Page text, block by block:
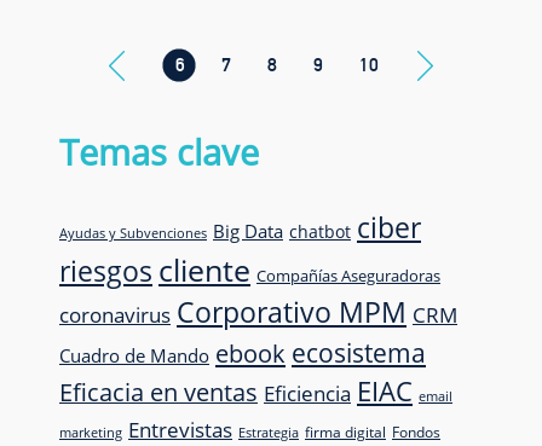
6 7 8 9 10
Temas clave
Ayudas y Subvenciones Big Data chatbot ciber
riesgos cliente Compañías Aseguradoras
coronavirus Corporativo MPM CRM
Cuadro de Mando ebook ecosistema
Eficacia en ventas Eficiencia EIAC email
marketing Entrevistas Estrategia firma digital Fondos